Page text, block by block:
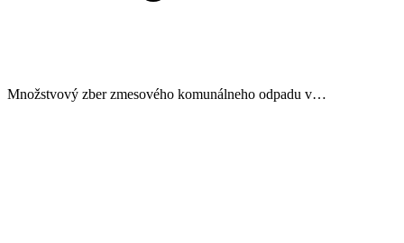
Množstvový zber zmesového komunálneho odpadu v…